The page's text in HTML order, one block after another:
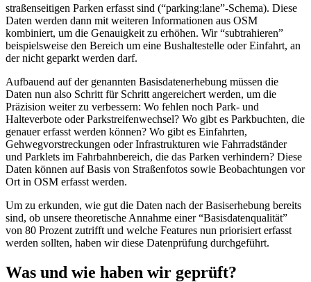
straßenseitigen Parken erfasst sind (“parking:lane”-Schema). Diese
Daten werden dann mit weiteren Informationen aus OSM
kombiniert, um die Genauigkeit zu erhöhen. Wir “subtrahieren”
beispielsweise den Bereich um eine Bushaltestelle oder Einfahrt, an
der nicht geparkt werden darf.
Aufbauend auf der genannten Basisdatenerhebung müssen die
Daten nun also Schritt für Schritt angereichert werden, um die
Präzision weiter zu verbessern: Wo fehlen noch Park- und
Halteverbote oder Parkstreifenwechsel? Wo gibt es Parkbuchten, die
genauer erfasst werden können? Wo gibt es Einfahrten,
Gehwegvorstreckungen oder Infrastrukturen wie Fahrradständer
und Parklets im Fahrbahnbereich, die das Parken verhindern? Diese
Daten können auf Basis von Straßenfotos sowie Beobachtungen vor
Ort in OSM erfasst werden.
Um zu erkunden, wie gut die Daten nach der Basiserhebung bereits
sind, ob unsere theoretische Annahme einer “Basisdatenqualität”
von 80 Prozent zutrifft und welche Features nun priorisiert erfasst
werden sollten, haben wir diese Datenprüfung durchgeführt.
Was und wie haben wir geprüft?